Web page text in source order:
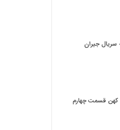
کهن قسمت چهارم